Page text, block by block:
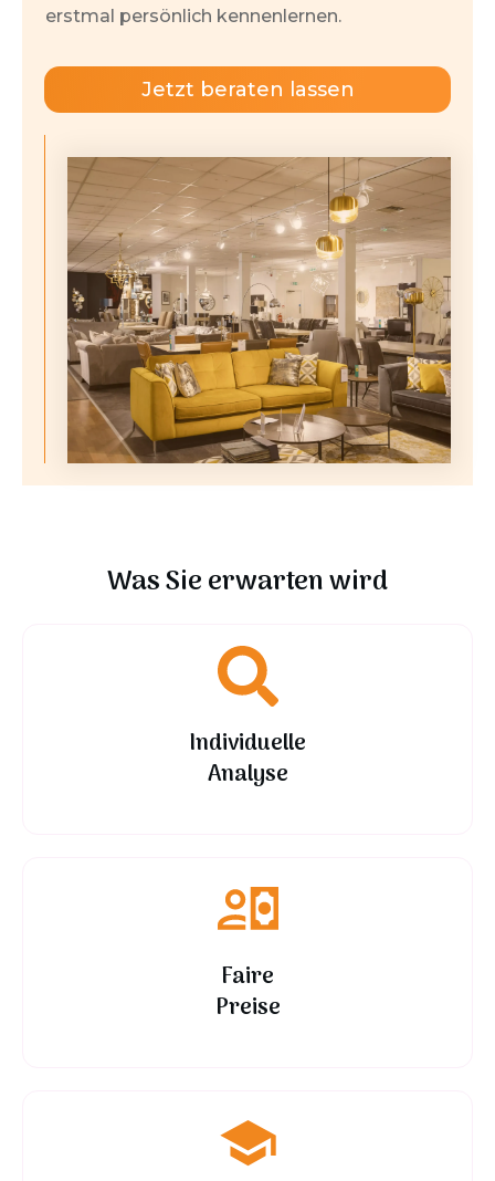
erstmal persönlich kennenlernen.
Jetzt beraten lassen
Was Sie erwarten wird
Individuelle
Analyse
Faire
Preise